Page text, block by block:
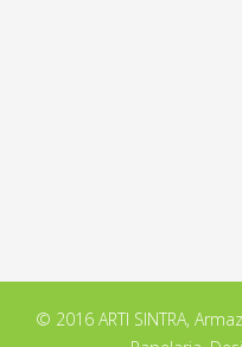
© 2016 ARTI SINTRA,